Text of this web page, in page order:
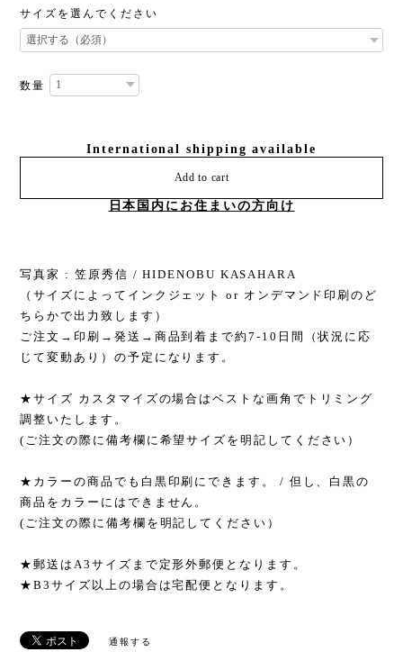
サイズを選んでください
数量
International shipping available
Add to cart
日本国内にお住まいの方向け
写真家 : 笠原秀信 / HIDENOBU KASAHARA
（サイズによってインクジェット or オンデマンド印刷のど
ちらかで出力致します）
ご注文→印刷→発送→商品到着まで約7-10日間（状況に応
じて変動あり）の予定になります。
★サイズ カスタマイズの場合はベストな画角でトリミング
調整いたします。
(ご注文の際に備考欄に希望サイズを明記してください）
★カラーの商品でも白黒印刷にできます。 / 但し、白黒の
商品をカラーにはできません。
(ご注文の際に備考欄を明記してください）
★郵送はA3サイズまで定形外郵便となります。
★B3サイズ以上の場合は宅配便となります。
通報する